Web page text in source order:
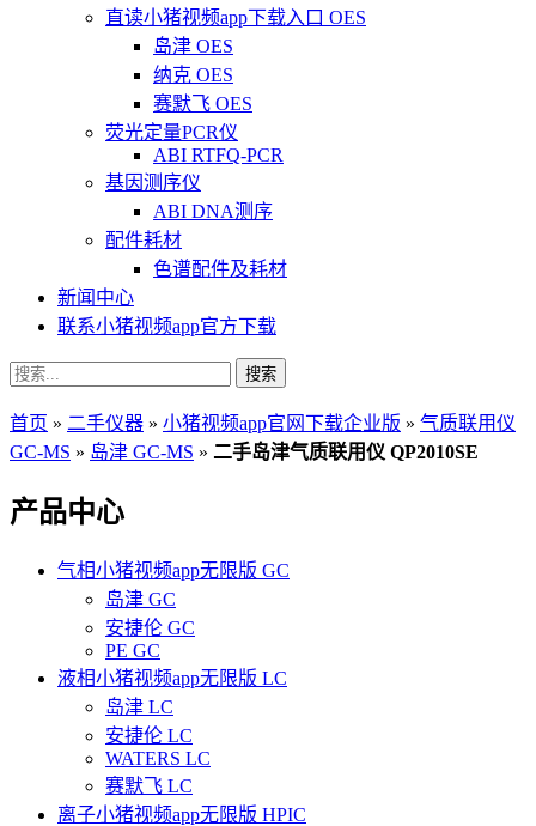
直读小猪视频app下载入口 OES
岛津 OES
纳克 OES
赛默飞 OES
荧光定量PCR仪
ABI RTFQ-PCR
基因测序仪
ABI DNA测序
配件耗材
色谱配件及耗材
新闻中心
联系小猪视频app官方下载
搜索
首页 » 二手仪器 » 小猪视频app官网下载企业版 » 气质联用仪
GC-MS » 岛津 GC-MS » 二手岛津气质联用仪 QP2010SE
产品中心
气相小猪视频app无限版 GC
岛津 GC
安捷伦 GC
PE GC
液相小猪视频app无限版 LC
岛津 LC
安捷伦 LC
WATERS LC
赛默飞 LC
离子小猪视频app无限版 HPIC